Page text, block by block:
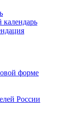
форме
России